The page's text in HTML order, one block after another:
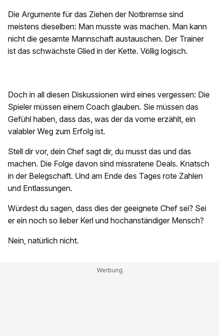
Die Argumente für das Ziehen der Notbremse sind
meistens dieselben: Man musste was machen. Man kann
nicht die gesamte Mannschaft austauschen. Der Trainer
ist das schwächste Glied in der Kette. Völlig logisch.
Doch in all diesen Diskussionen wird eines vergessen: Die
Spieler müssen einem Coach glauben. Sie müssen das
Gefühl haben, dass das, was der da vorne erzählt, ein
valabler Weg zum Erfolg ist.
Stell dir vor, dein Chef sagt dir, du musst das und das
machen. Die Folge davon sind missratene Deals. Knatsch
in der Belegschaft. Und am Ende des Tages rote Zahlen
und Entlassungen.
Würdest du sagen, dass dies der geeignete Chef sei? Sei
er ein noch so lieber Kerl und hochanständiger Mensch?
Nein, natürlich nicht.